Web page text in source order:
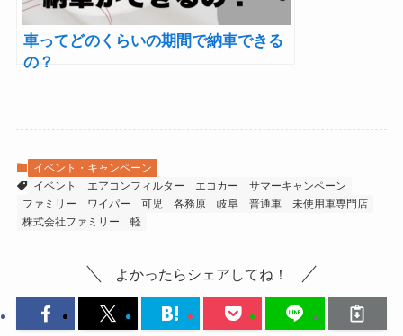
車ってどのくらいの期間で納車できる
の？
イベント・キャンペーン
イベント
エアコンフィルター エコカー
サマーキャンペーン
ファミリー
ワイパー 可児 各務原 岐阜 普通車
未使用車専門店
株式会社ファミリー
軽
よかったらシェアしてね！